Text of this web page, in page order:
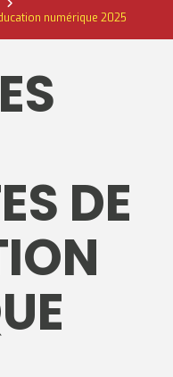
EUROPE, NUMÉRIQUE- DIGITAL
numérique 2025
DE